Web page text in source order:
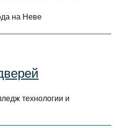
на Неве
технологии и